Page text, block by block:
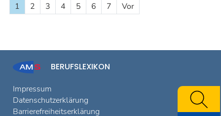
1 2 3 4 5 6 7 Vor
BERUFSLEXIKON
Impressum
Datenschutzerklärung
Barrierefreiheitserklärung